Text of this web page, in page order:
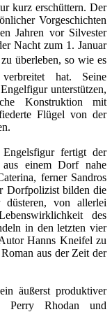
kurz erschüttern. Der
Vorgeschichten
Jahren vor Silvester
Nacht zum 1. Januar
zu überleben, so wie es
hat. Seine
unterstützen,
Konstruktion mit
Flügel von der
fertigt der
aus einem Dorf nahe
ferner Sandros
Dorfpolizist bilden die
von allerlei
des
in den letzten vier
Hanns Kneifel zu
aus der Zeit der
äußerst produktiver
Perry Rhodan und